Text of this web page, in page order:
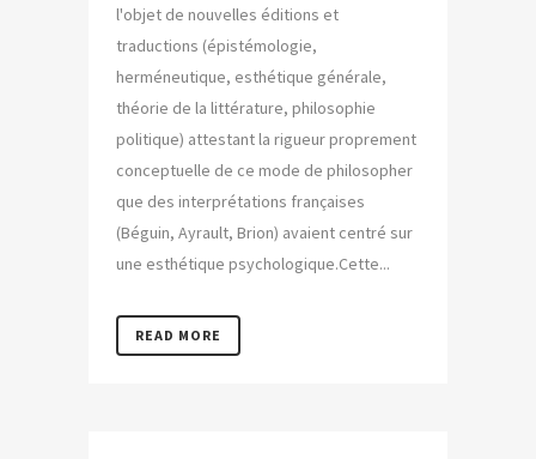
l'objet de nouvelles éditions et
traductions (épistémologie,
herméneutique, esthétique générale,
théorie de la littérature, philosophie
politique) attestant la rigueur proprement
conceptuelle de ce mode de philosopher
que des interprétations françaises
(Béguin, Ayrault, Brion) avaient centré sur
une esthétique psychologique.Cette...
READ MORE